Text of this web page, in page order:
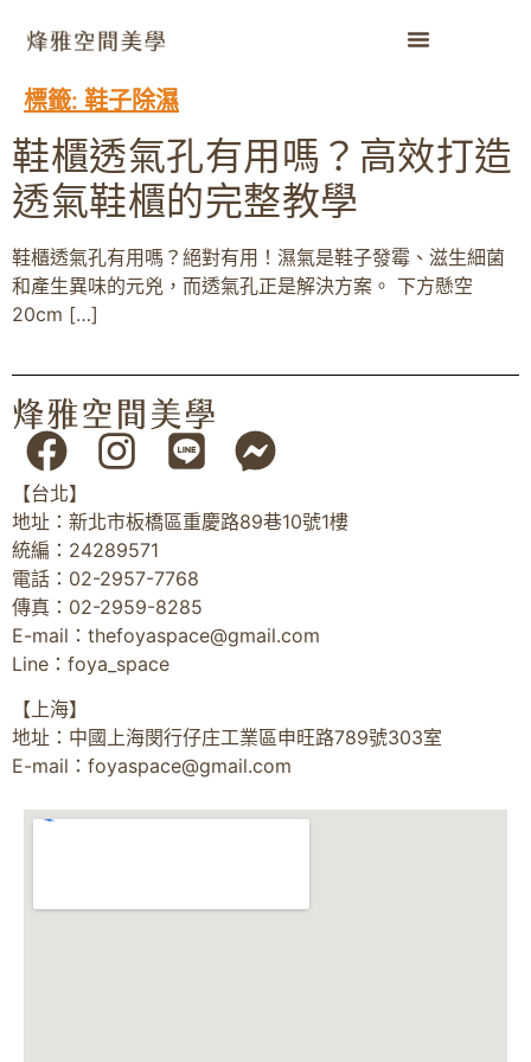
標籤: 鞋子除濕
鞋櫃透氣孔有用嗎？高效打造
透氣鞋櫃的完整教學
鞋櫃透氣孔有用嗎？絕對有用！濕氣是鞋子發霉、滋生細菌
和產生異味的元兇，而透氣孔正是解決方案。 下方懸空
20cm […]
【台北】
地址：新北市板橋區重慶路89巷10號1樓
統編：24289571
電話：02-2957-7768
傳真：02-2959-8285
E-mail： thefoyaspace@gmail.com
Line：foya_space
【上海】
地址：中國上海閔行仔庄工業區申旺路789號303室
E-mail： foyaspace@gmail.com